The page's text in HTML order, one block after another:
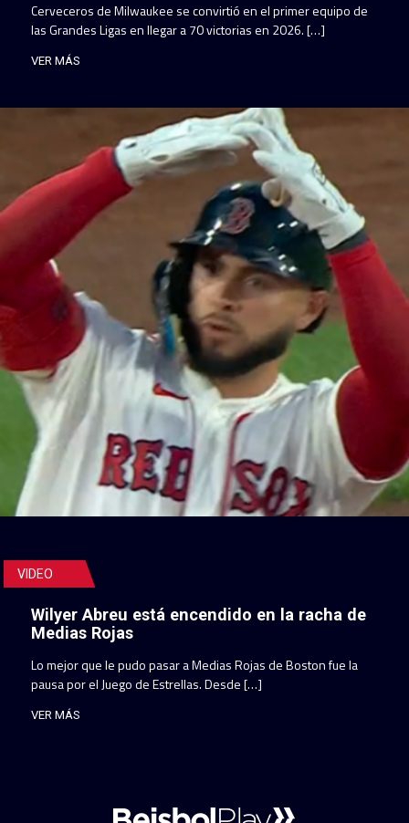
Cerveceros de Milwaukee se convirtió en el primer equipo de
las Grandes Ligas en llegar a 70 victorias en 2026. […]
VER MÁS
VIDEO
Wilyer Abreu está encendido en la racha de
Medias Rojas
Lo mejor que le pudo pasar a Medias Rojas de Boston fue la
pausa por el Juego de Estrellas. Desde […]
VER MÁS